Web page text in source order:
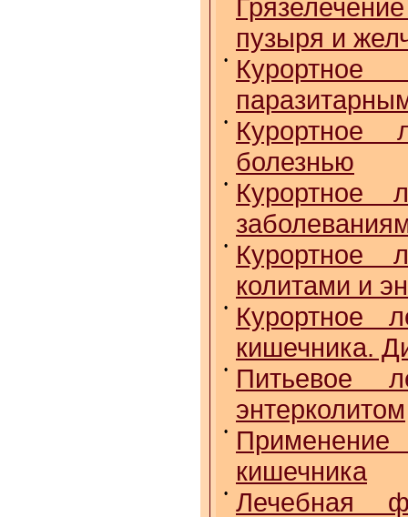
пузыря и
•
•
Курортное
болезнью
•
Курортное
•
Курортное
колитами и
•
Курортное
кишечника.
•
Питьевое
энтерколитом
•
кишечника
•
Лечебная